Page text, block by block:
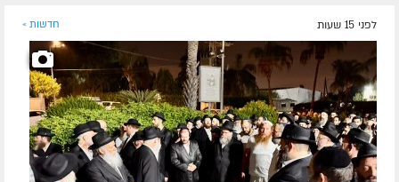
לפני 15 שעות חדשות »